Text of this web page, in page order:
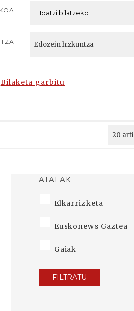
Bilaketa garbitu
ATALAK
Elkarrizketa
Euskonews Gaztea
Gaiak
FILTRATU